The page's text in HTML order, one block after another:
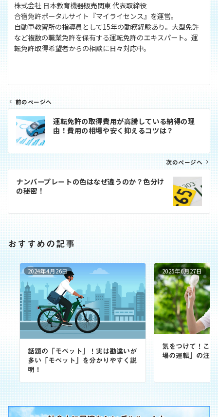
株式会社 日本教育機器販売関東 代表取締役
合宿免許ポータルサイト『マイライセンス』を運営。
自動車教習所の指導員として15年の勤務経験あり。大型免許
など複数の職業免許を保有する運転免許のエキスパート。運
転免許取得希望者からの相談に日々対応中。
ゲ
ン
前のページへ
運転免許の取得費用が高騰している納得の理
由！費用の相場や安く抑えるコツは？
次のページへ
ナンバープレートの色はなぜ違うのか？色分け
の秘密！
おすすめの記事
2024年4月26日
話題の「モペット」！実は勘違いが
多い「モペット」を分かりやすく説
明！
2025年6月27日
気をつけて！こ
場の運転」の注